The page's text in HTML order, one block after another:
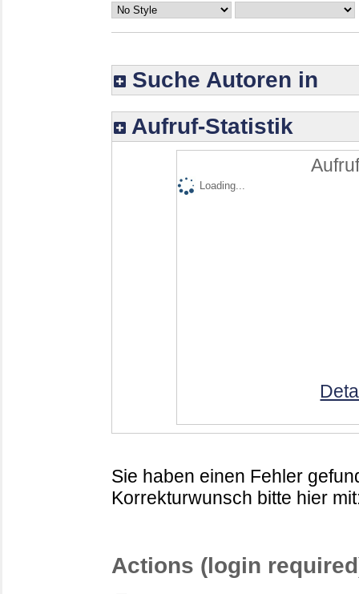
Suche Autoren in
Aufruf-Statistik
Loading...
Sie haben einen Fehler
Korrekturwunsch bitte hier
Actions (login